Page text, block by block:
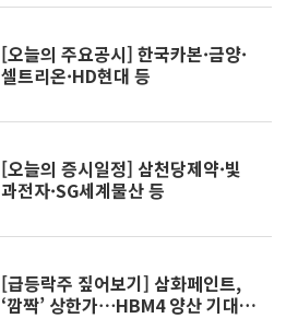
[오늘의 주요공시] 한국카본·금양·
셀트리온·HD현대 등
[오늘의 증시일정] 삼천당제약·빛
과전자·SG세계물산 등
[급등락주 짚어보기] 삼화페인트,
‘깜짝’ 상한가⋯HBM4 양산 기대감